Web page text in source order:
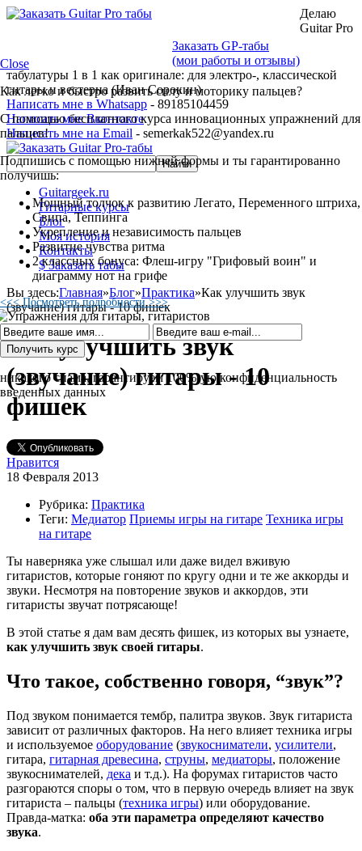
Заказать GP-табы
(мои работы и отзывы)
Делаю
Guitar Pro
табулатуры 1 в 1 как оригинале: для электро-, классической
гитары и вестерна (Иван Сорокин)
Написать мне в Whatsapp - 89185104459
Написать мне Вконтакте
Написать мне на Email - semerkak522@yandex.ru
Guitargeek.ru
Гитарные курсы
Блог
Моя история
Контакты
$ Заказать табы
Вы здесь:Главная»Блог»Практика»Как улучшить звук
(звучание) гитары - 10 фишек
Как улучшить звук
(звучание) гитары - 10
фишек
Нравится
18 Февраля 2013
Рубрика: Практика
Теги: Медиатор Приемы игры на гитаре Техника игры
на гитаре
Ты наверняка уже слышал или даже видел вживую
гитаристов, которые гоняют по кругу одни и те же аккорды и
звуки. Несмотря на повторение звуков и аккордов, эти
гитаристы звучат потрясающе!
В этой статье я дам вам десять фишек, из которых вы узнаете,
как улучшить звук своей гитары.
Что такое, собственно говоря, “звук”?
Под звуком понимается тембр, палитра звуков. Звук гитариста
зависит от различных факторов. На него влияет техника игры
и используемое оборудование (звукосниматели, усилители,
гитара, гитарная древесина, струны, медиаторы, положение
звукоснимателей, дека и т.д.). На форумах гитаристов часто
разгораются споры о том, что в первую очередь влияет на звук
гитариста – пальцы (техника игры) или оборудование.
Правда-матка: оба эти параметра определяют качество
звука.
Close
Как легко и быстро развить силу и моторику пальцев?
С помощью бесплатного курса инновационных упражнений для
пальцев!
Подпишись с помощью нижней формы и ты гарантированно
получишь:
Мощный толчок к развитию Легато, Переменного штриха,
Свипа, Теппинга
Укрепление и независимость пальцев
Развитие чувства ритма
2 классных бонуса: Флеш-игру "Грифовый воин" и
диаграмму нот на грифе
<<< Посмотреть подробности >>>
никакого спама, гарантируем 100%-ую конфиденциальность
введенных данных